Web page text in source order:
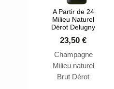
A Partir de 24
Milieu Naturel
Dérot Delugny
23,50 €
Champagne
Milieu naturel
Brut Dérot